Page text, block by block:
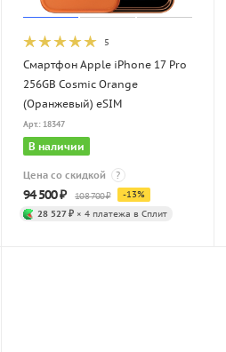
5
Смартфон Apple iPhone 17 Pro
256GB Cosmic Orange
(Оранжевый) eSIM
Арт.: 18347
В наличии
Цена со скидкой ?
94 500₽ 108 700₽ -13%
28 527 ₽× 4 платежа в Сплит